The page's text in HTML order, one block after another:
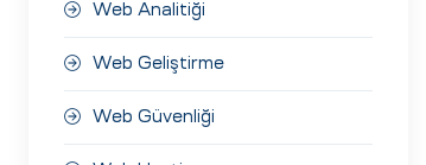
Web Analitiği
Web Geliştirme
Web Güvenliği